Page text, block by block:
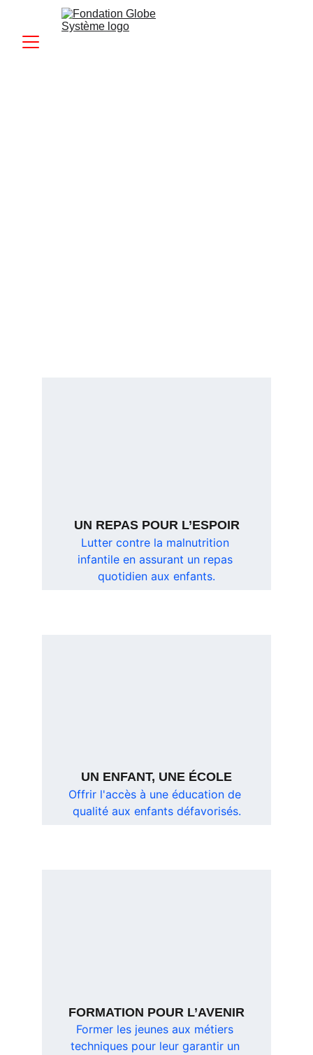
Lutter contre la malnutrition
infantile en assurant un repas
quotidien aux enfants.
Offrir l'accès à une éducation de
qualité aux enfants défavorisés.
Former les jeunes aux métiers
techniques pour leur garantir un
FORMATION POUR L’AVENIR
UN ENFANT, UNE ÉCOLE
UN REPAS POUR L’ESPOIR